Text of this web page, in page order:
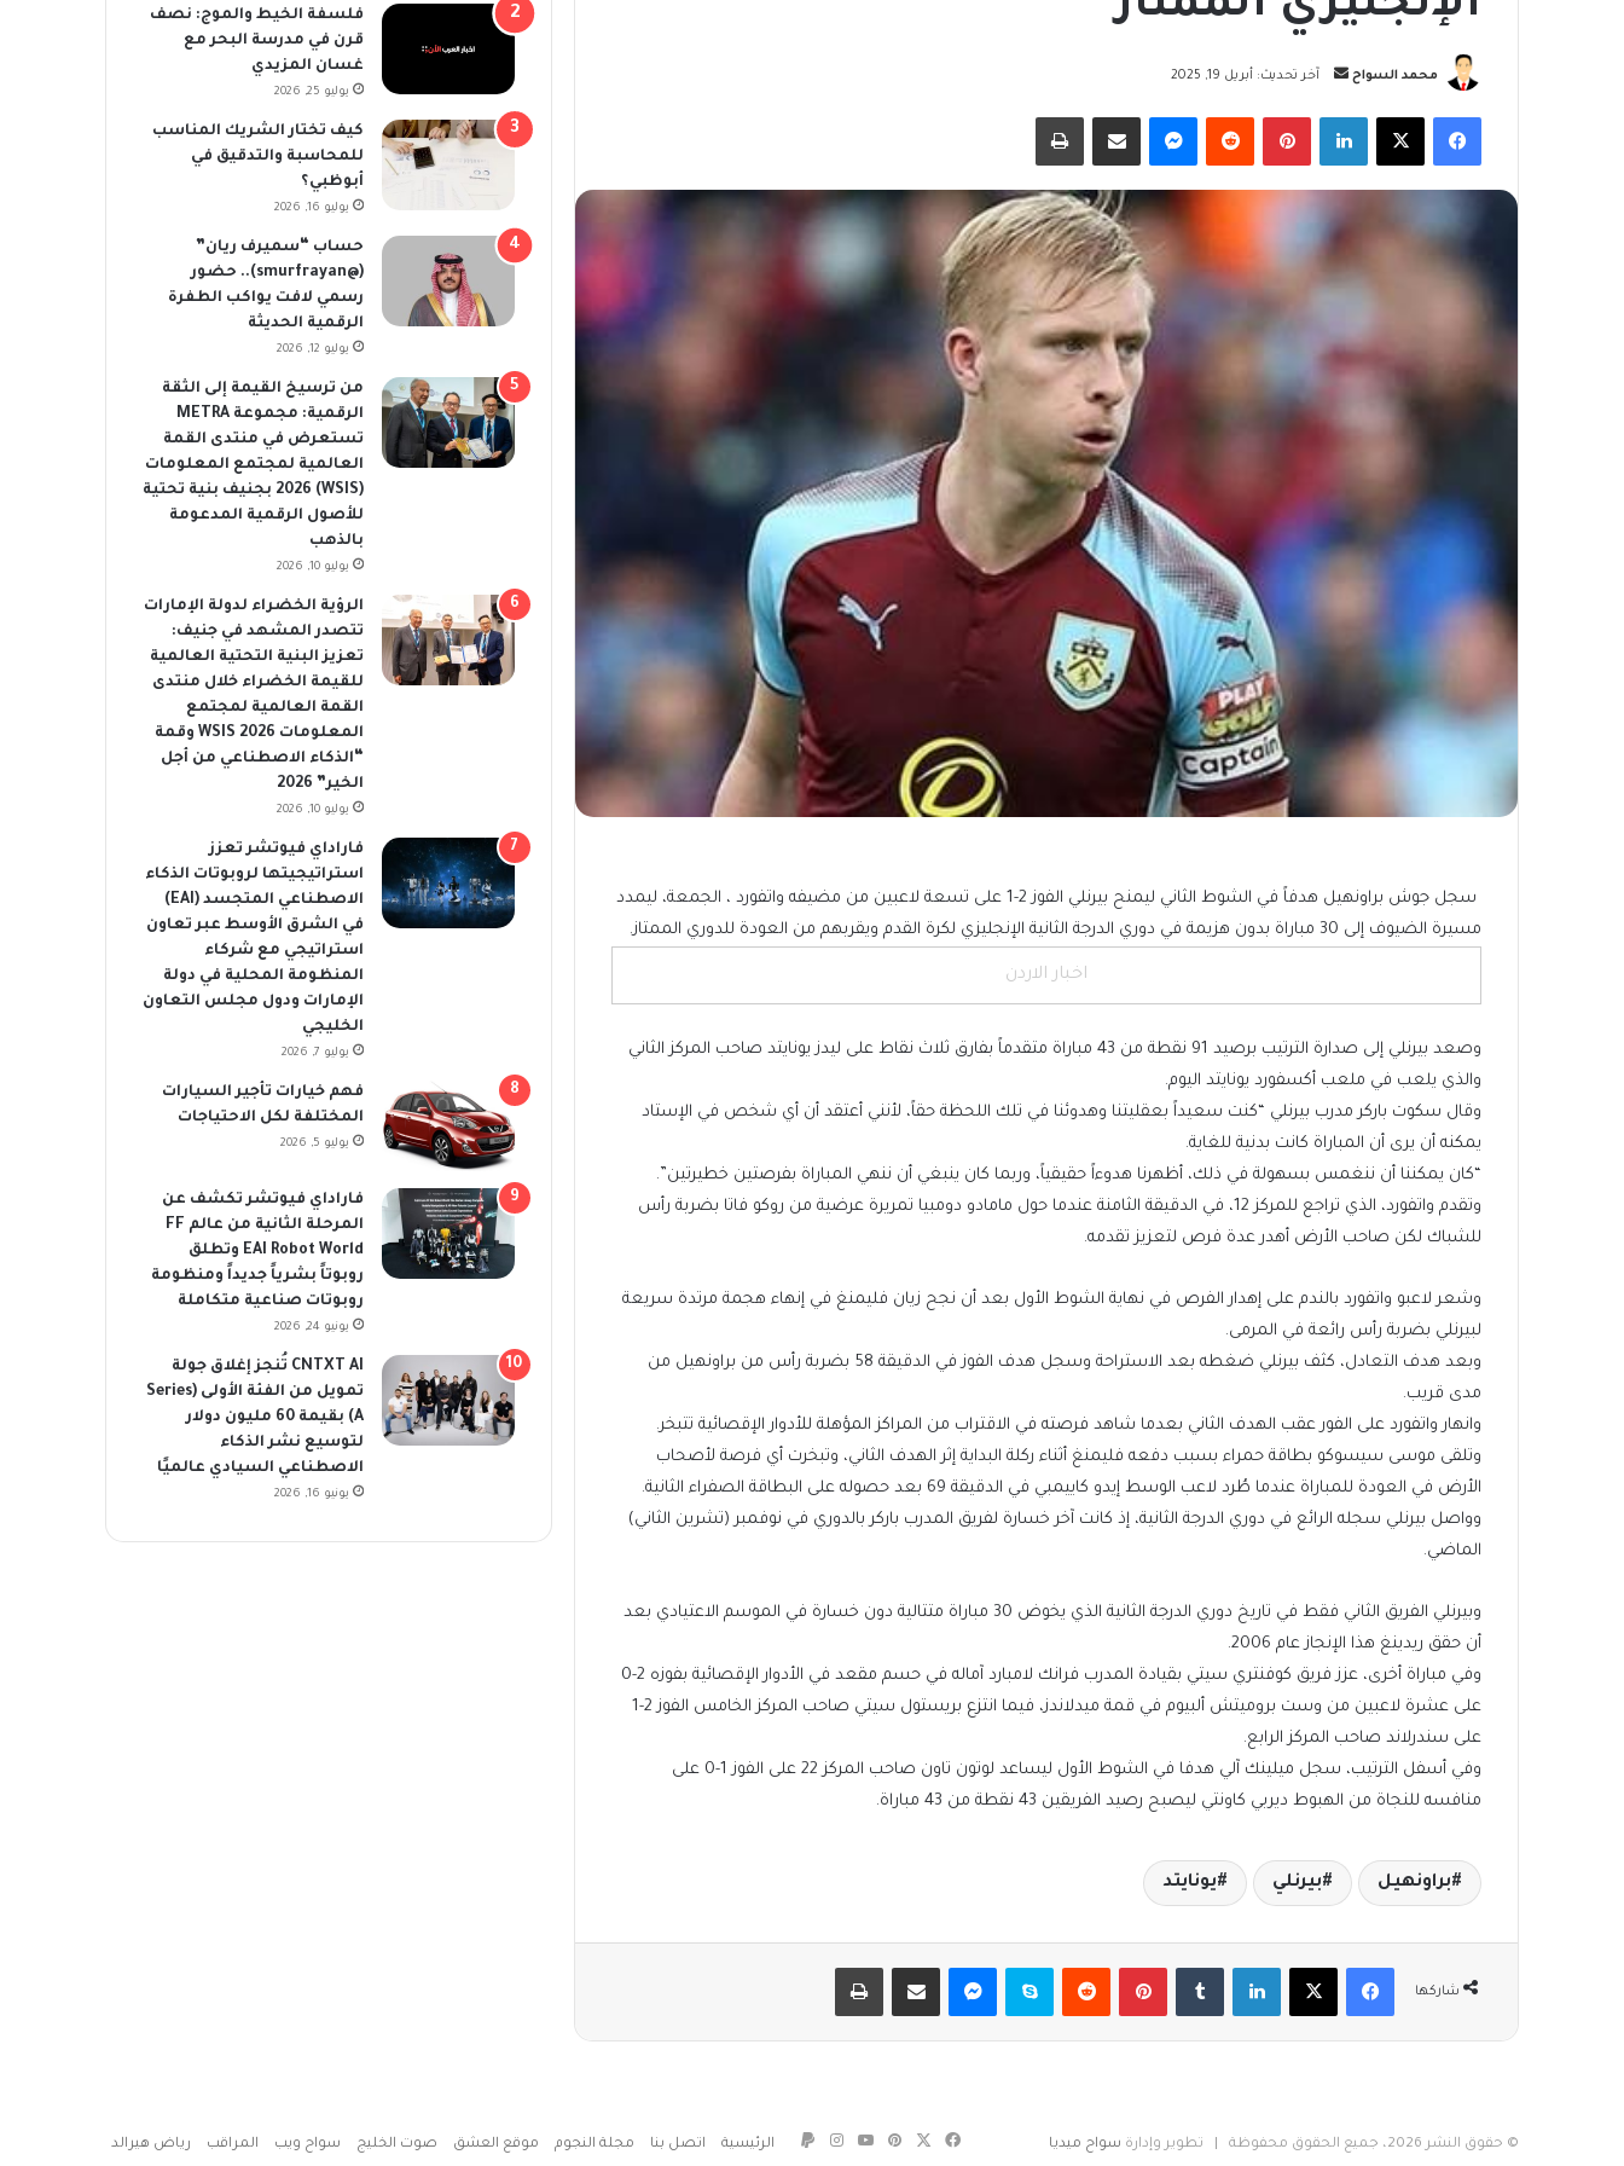
محمد السواح
أرسل
إلكترونيا
آخر تحديث: أبريل 19, 2025
فيسبوك‫X لينكدإن بينتيريست ماسنجر مشاركة عبر البريد طباعة
سجل جوش براونهيل هدفاً في الشوط الثاني ليمنح بيرنلي الفوز 2-1 على تسعة لاعبين من مضيفه واتفورد ، الجمعة، ليمدد
مسيرة الضيوف إلى 30 مباراة بدون هزيمة في دوري الدرجة الثانية الإنجليزي لكرة القدم ويقربهم من العودة للدوري الممتاز.
اخبار الاردن
وصعد بيرنلي إلى صدارة الترتيب برصيد 91 نقطة من 43 مباراة متقدماً بفارق ثلاث نقاط على ليدز يونايتد صاحب المركز الثاني
والذي يلعب في ملعب أكسفورد يونايتد اليوم.
وقال سكوت باركر مدرب بيرنلي “كنت سعيداً بعقليتنا وهدوئنا في تلك اللحظة حقاً، لأنني أعتقد أن أي شخص في الإستاد
يمكنه أن يرى أن المباراة كانت بدنية للغاية.
“كان يمكننا أن ننغمس بسهولة في ذلك، أظهرنا هدوءاً حقيقياً، وربما كان ينبغي أن ننهي المباراة بفرصتين خطيرتين”.
وتقدم واتفورد، الذي تراجع للمركز 12، في الدقيقة الثامنة عندما حول مامادو دومبيا تمريرة عرضية من روكو فاتا بضربة رأس
للشباك لكن صاحب الأرض أهدر عدة فرص لتعزيز تقدمه.
وشعر لاعبو واتفورد بالندم على إهدار الفرص في نهاية الشوط الأول بعد أن نجح زيان فليمنغ في إنهاء هجمة مرتدة سريعة
لبيرنلي بضربة رأس رائعة في المرمى.
وبعد هدف التعادل، كثف بيرنلي ضغطه بعد الاستراحة وسجل هدف الفوز في الدقيقة 58 بضربة رأس من براونهيل من
مدى قريب.
وانهار واتفورد على الفور عقب الهدف الثاني بعدما شاهد فرصته في الاقتراب من المراكز المؤهلة للأدوار الإقصائية تتبخر.
وتلقى موسى سيسوكو بطاقة حمراء بسبب دفعه فليمنغ أثناء ركلة البداية إثر الهدف الثاني، وتبخرت أي فرصة لأصحاب
الأرض في العودة للمباراة عندما طُرد لاعب الوسط إيدو كاييمبي في الدقيقة 69 بعد حصوله على البطاقة الصفراء الثانية.
وواصل بيرنلي سجله الرائع في دوري الدرجة الثانية، إذ كانت آخر خسارة لفريق المدرب باركر بالدوري في نوفمبر (تشرين الثاني)
الماضي.
وبيرنلي الفريق الثاني فقط في تاريخ دوري الدرجة الثانية الذي يخوض 30 مباراة متتالية دون خسارة في الموسم الاعتيادي بعد
أن حقق ريدينغ هذا الإنجاز عام 2006.
وفي مباراة أخرى، عزز فريق كوفنتري سيتي بقيادة المدرب فرانك لامبارد آماله في حسم مقعد في الأدوار الإقصائية بفوزه 2-0
على عشرة لاعبين من وست بروميتش ألبيوم في قمة ميدلاندز، فيما انتزع بريستول سيتي صاحب المركز الخامس الفوز 2-1
على سندرلاند صاحب المركز الرابع.
وفي أسفل الترتيب، سجل ميلينك آلي هدفا في الشوط الأول ليساعد لوتون تاون صاحب المركز 22 على الفوز 1-0 على
منافسه للنجاة من الهبوط ديربي كاونتي ليصبح رصيد الفريقين 43 نقطة من 43 مباراة.
براونهيل بيرنلي يونايتد
شاركها
فيسبوك‫X لينكدإن بينتيريست سكايب ماسنجر مشاركة عبر البريد طباعة
فلسفة الخيط والموج: نصف
قرن في مدرسة البحر مع
غسان المزيدي
يوليو 25, 2026
كيف تختار الشريك المناسب
للمحاسبة والتدقيق في
أبوظبي؟
يوليو 16, 2026
حساب “سميرف ريان”
(@smurfrayan).. حضور
رسمي لافت يواكب الطفرة
الرقمية الحديثة
يوليو 12, 2026
من ترسيخ القيمة إلى الثقة
الرقمية: مجموعة METRA
تستعرض في منتدى القمة
العالمية لمجتمع المعلومات
(WSIS) 2026 بجنيف بنية تحتية
للأصول الرقمية المدعومة
بالذهب
يوليو 10, 2026
الرؤية الخضراء لدولة الإمارات
تتصدر المشهد في جنيف:
تعزيز البنية التحتية العالمية
للقيمة الخضراء خلال منتدى
القمة العالمية لمجتمع
المعلومات WSIS 2026 وقمة
“الذكاء الاصطناعي من أجل
الخير” 2026
يوليو 10, 2026
فاراداي فيوتشر تعزز
استراتيجيتها لروبوتات الذكاء
الاصطناعي المتجسد (EAI)
في الشرق الأوسط عبر تعاون
استراتيجي مع شركاء
المنظومة المحلية في دولة
الإمارات ودول مجلس التعاون
الخليجي
يوليو 7, 2026
فهم خيارات تأجير السيارات
المختلفة لكل الاحتياجات
يوليو 5, 2026
فاراداي فيوتشر تكشف عن
المرحلة الثانية من عالم FF
EAI Robot World وتطلق
روبوتاً بشرياً جديداً ومنظومة
روبوتات صناعية متكاملة
يونيو 24, 2026
CNTXT AI تُنجز إغلاق جولة
تمويل من الفئة الأولى (Series
A) بقيمة 60 مليون دولار
لتوسيع نشر الذكاء
الاصطناعي السيادي عالميًا
يونيو 16, 2026
© حقوق النشر 2026، جميع الحقوق محفوظة | تطوير وإدارة سواح ميديا الرئيسية اتصل بنا مجلة النجوم موقع العشق صوت الخليج سواح ويب المراقب رياض هيرالد فيسبوكبينتيريست‫YouTube
انستقرام
‏Paypal